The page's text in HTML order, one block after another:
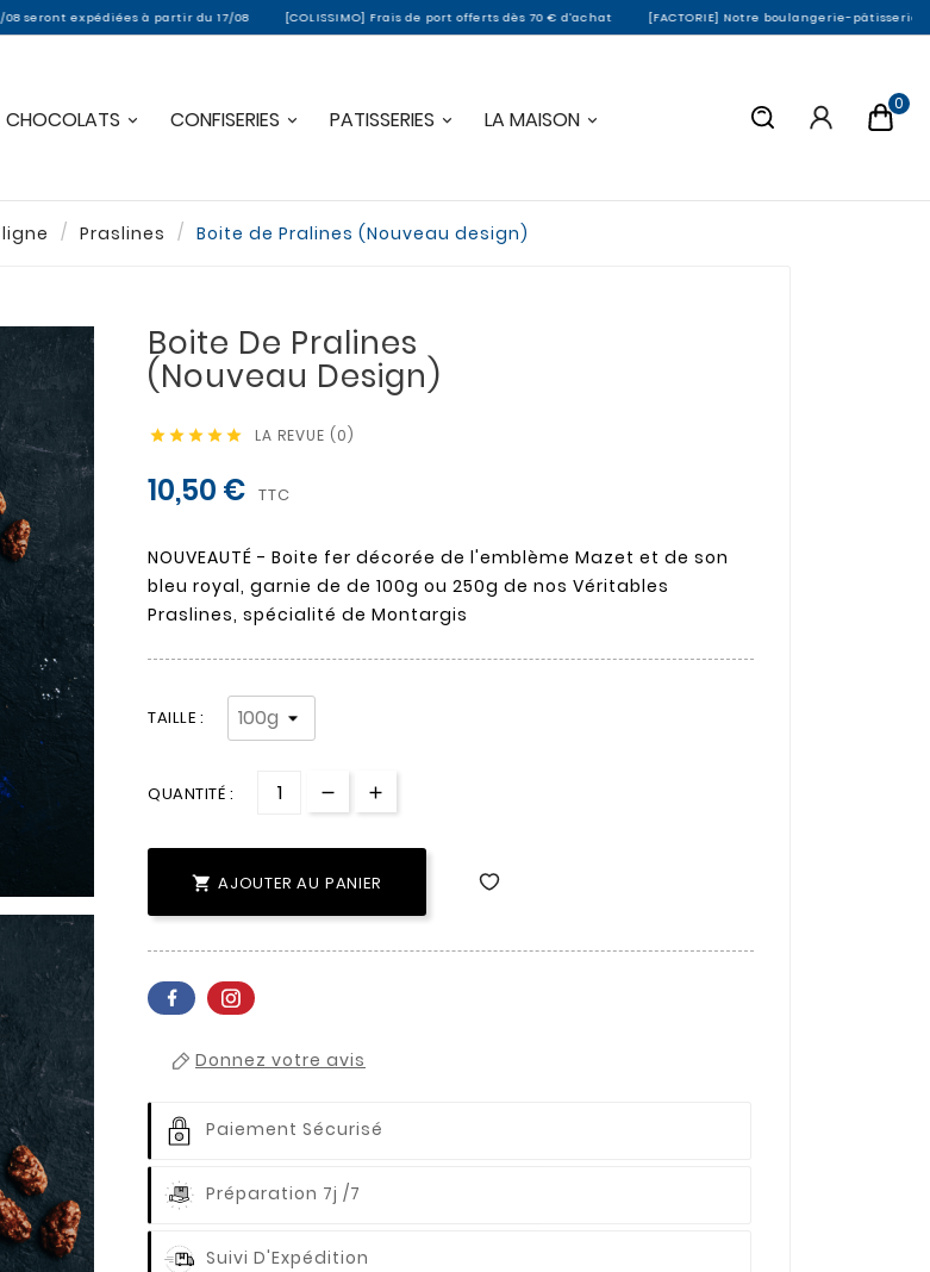
à partir du 17/08 [COLISSIMO] Frais de port offerts dès 70 € d'achat [FACTORIE] Notre boulangerie-pâtisserie de Montargis
CHOCOLATS CONFISERIES PATISSERIES LA MAISON
0
Praslines Boite de Pralines (Nouveau design)
Boite De Pralines
(Nouveau Design)
     LA REVUE (0)
10,50 € TTC
NOUVEAUTÉ - Boite fer décorée de l'emblème Mazet et de son
bleu royal, garnie de de 100g ou 250g de nos Véritables
Praslines, spécialité de Montargis
TAILLE :
QUANTITÉ :
 AJOUTER AU PANIER
Donnez votre avis
Paiement Sécurisé
Préparation 7j /7
Suivi D'Expédition